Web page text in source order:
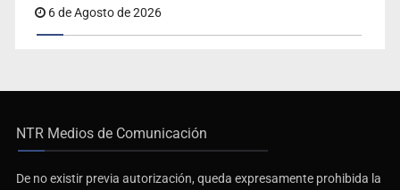
6 de Agosto de 2026
NTR Medios de Comunicación
De no existir previa autorización, queda expresamente prohibida la